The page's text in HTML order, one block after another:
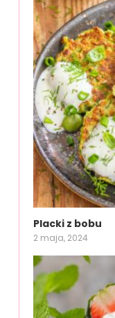
Placki z bobu
2 maja, 2024